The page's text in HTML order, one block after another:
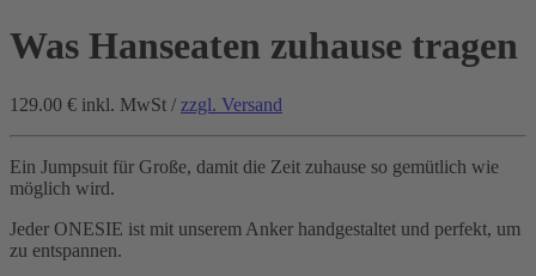
Was Hanseaten zuhause tragen
129.00 € inkl. MwSt / zzgl. Versand
Ein Jumpsuit für Große, damit die Zeit zuhause so gemütlich wie
möglich wird.
Jeder ONESIE ist mit unserem Anker handgestaltet und perfekt, um
zu entspannen.